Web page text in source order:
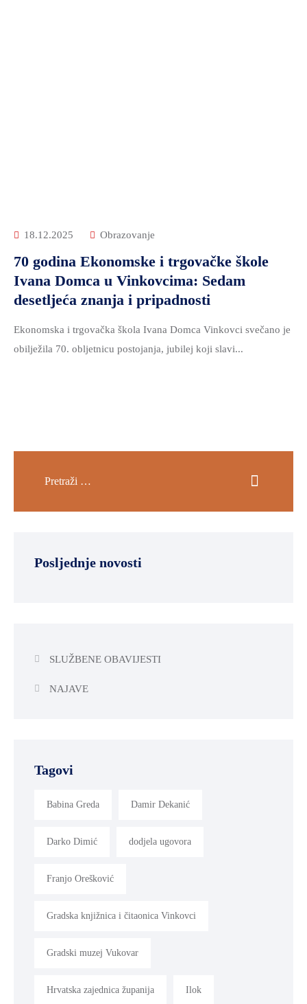
18.12.2025 Obrazovanje
70 godina Ekonomske i trgovačke škole
Ivana Domca u Vinkovcima: Sedam
desetljeća znanja i pripadnosti
Ekonomska i trgovačka škola Ivana Domca Vinkovci svečano je
obilježila 70. obljetnicu postojanja, jubilej koji slavi...
Posljednje novosti
SLUŽBENE OBAVIJESTI
NAJAVE
Tagovi
Babina Greda Damir Dekanić
Darko Dimić dodjela ugovora
Franjo Orešković
Gradska knjižnica i čitaonica Vinkovci
Gradski muzej Vukovar
Hrvatska zajednica županija Ilok